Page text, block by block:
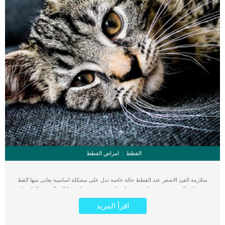
القطط امراض القطط
متلازمة القئ الاصفر عند القطط حالة خاصة تدل على مشكلة اساسية يعانى منها القط
فى جهازه الهضمى وتسبب له ضعف وانزعاج شديد. فى بداية هذا المقال, سنطلعك على
الاسباب المتوقعة التى تكمن خلف متلازمة القئ الاصفر عند القطط واشهر الاعراض.
عندما تلاحظ ان قطط تقوم بتقثيؤ مادة صفراء اللون, فعليك ان تقوم اولا بتقسيم
الوجبات الغذائية. فى حالة فشل هذه الطريقة عليك بطلب الاستشارة الطبيةو سيوصيك
اقرأ المزيد